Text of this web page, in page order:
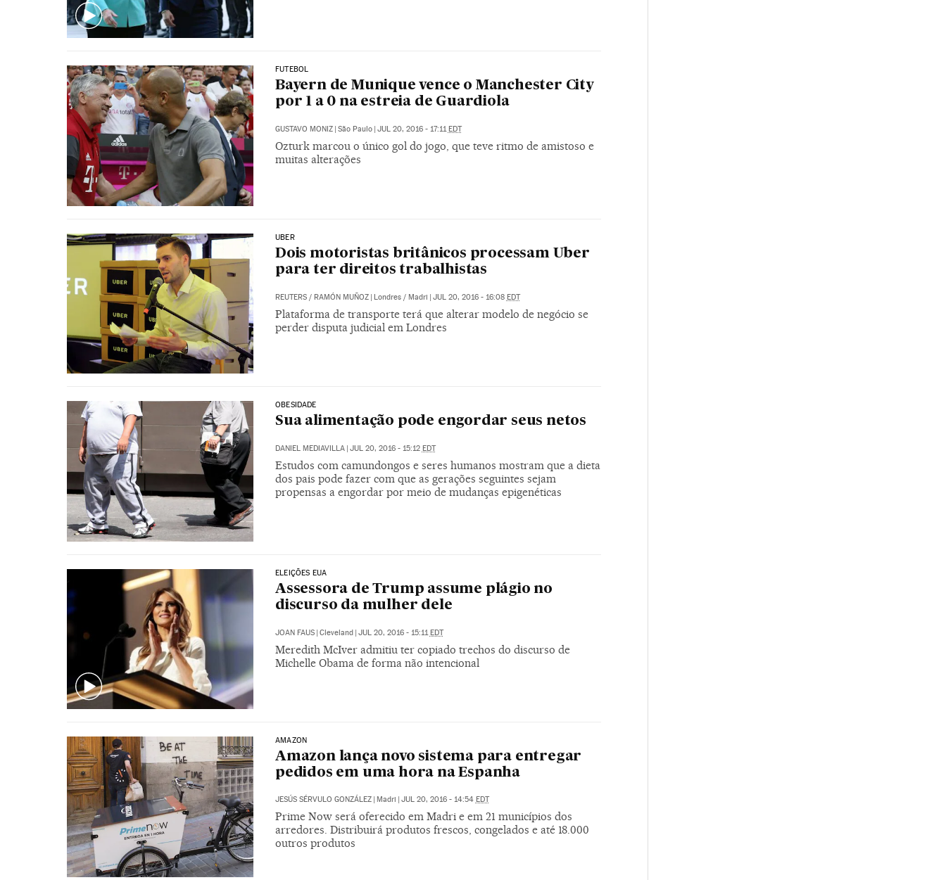
FUTEBOL
Bayern de Munique vence o Manchester City
por 1 a 0 na estreia de Guardiola
GUSTAVO MONIZ São Paulo JUL 20, 2016 - 17:11 EDT
Ozturk marcou o único gol do jogo, que teve ritmo de amistoso e
muitas alterações
UBER
Dois motoristas britânicos processam Uber
para ter direitos trabalhistas
REUTERS/ RAMÓN MUÑOZ | Londres / Madri | JUL 20, 2016 - 16:08 EDT
Plataforma de transporte terá que alterar modelo de negócio se
perder disputa judicial em Londres
OBESIDADE
Sua alimentação pode engordar seus netos
DANIEL MEDIAVILLA JUL 20, 2016 - 15:12 EDT
Estudos com camundongos e seres humanos mostram que a dieta
dos pais pode fazer com que as gerações seguintes sejam
propensas a engordar por meio de mudanças epigenéticas
ELEIÇÕES EUA
Assessora de Trump assume plágio no
discurso da mulher dele
JOAN FAUS | Cleveland | JUL 20, 2016 - 15:11 EDT
Meredith McIver admitiu ter copiado trechos do discurso de
Michelle Obama de forma não intencional
AMAZON
Amazon lança novo sistema para entregar
pedidos em uma hora na Espanha
JESÚS SÉRVULO GONZÁLEZ | Madri | JUL 20, 2016 - 14:54 EDT
Prime Now será oferecido em Madri e em 21 municípios dos
arredores. Distribuirá produtos frescos, congelados e até 18.000
outros produtos